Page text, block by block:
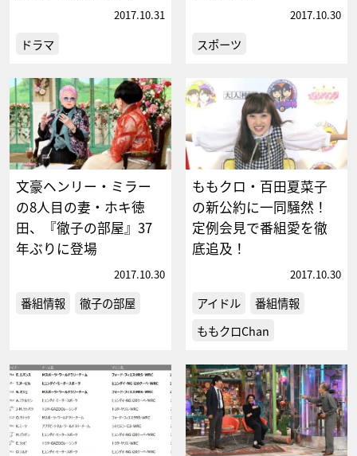
2017.10.31
ドラマ
2017.10.30
スポーツ
文豪ヘンリー・ミラー
の8人目の妻・ホキ徳
田、『徹子の部屋』37
年ぶりに登場
2017.10.30
番組情報 徹子の部屋
ももクロ・百田夏菜子
の新公約に一同騒然！
定例会見で番組愛を徹
底追及！
2017.10.30
アイドル
番組情報
ももクロChan